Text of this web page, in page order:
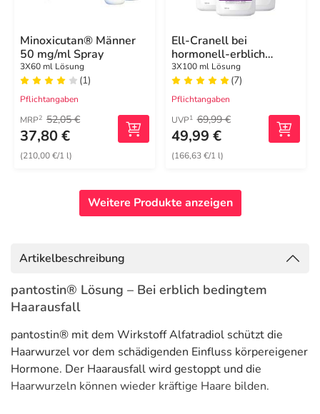
Minoxicutan® Männer
50 mg/ml Spray
3X60 ml Lösung
(1)
Pflichtangaben
MRP2 52,05 €
37,80 €
(210,00 €/1 l)
Ell-Cranell bei
hormonell-erblich
bedingtem Haarausfall
3X100 ml Lösung
(7)
Pflichtangaben
UVP1 69,99 €
49,99 €
(166,63 €/1 l)
Weitere Produkte anzeigen
Artikelbeschreibung
pantostin® Lösung – Bei erblich bedingtem
Haarausfall
pantostin® mit dem Wirkstoff Alfatradiol schützt die
Haarwurzel vor dem schädigenden Einfluss körpereigener
Hormone. Der Haarausfall wird gestoppt und die
Haarwurzeln können wieder kräftige Haare bilden.